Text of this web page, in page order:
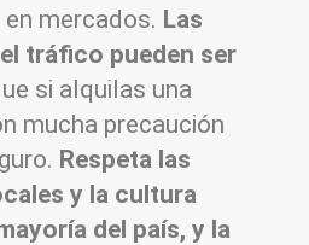
mercados. Las
tráfico pueden ser
si alquilas una
mucha precaución
Respeta las
y la cultura
del país, y la